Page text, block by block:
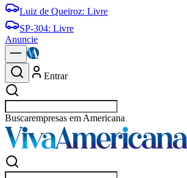
Luiz de Queiroz: Livre
SP-304: Livre
Anuncie
Entrar
Buscaresportes